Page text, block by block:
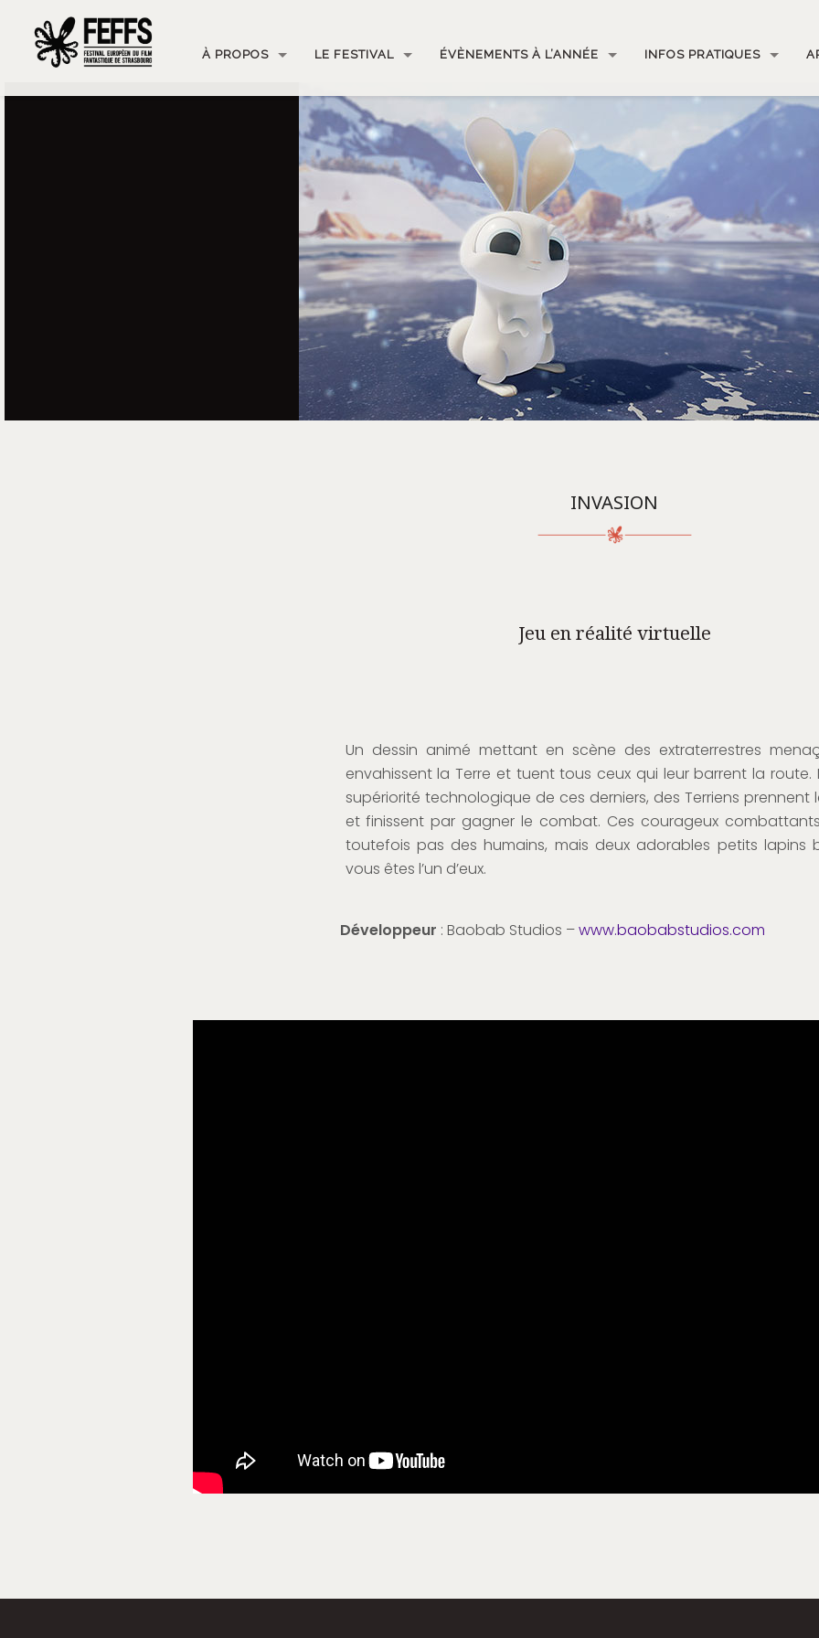
À PROPOS LE FESTIVAL ÉVÈNEMENTS À L’ANNÉE INFOS PRATIQUES
INVASION
Jeu en réalité virtuelle
Un dessin animé mettant en scène des extraterrestres
envahissent la Terre et tuent tous ceux qui leur barrent la route.
supériorité technologique de ces derniers, des Terriens prennent
et finissent par gagner le combat. Ces courageux
toutefois pas des humains, mais deux adorables petits lapins
vous êtes l’un d’eux.
Développeur : Baobab Studios –www.baobabstudios.com